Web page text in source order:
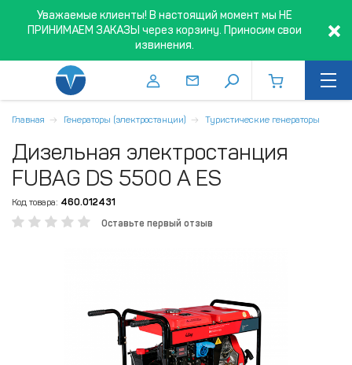
Уважаемые клиенты! В настоящий момент мы НЕ
ПРИНИМАЕМ ЗАКАЗЫ через корзину. Приносим свои
извинения.
Главная Генераторы (электростанции) Туристические генераторы
Дизельная электростанция
FUBAG DS 5500 A ES
Код товара: 460.012431
Оставьте первый отзыв